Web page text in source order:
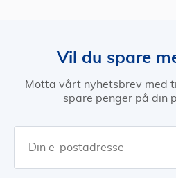
Vil du spare
Motta vårt nyhetsbrev med
spare penger på din